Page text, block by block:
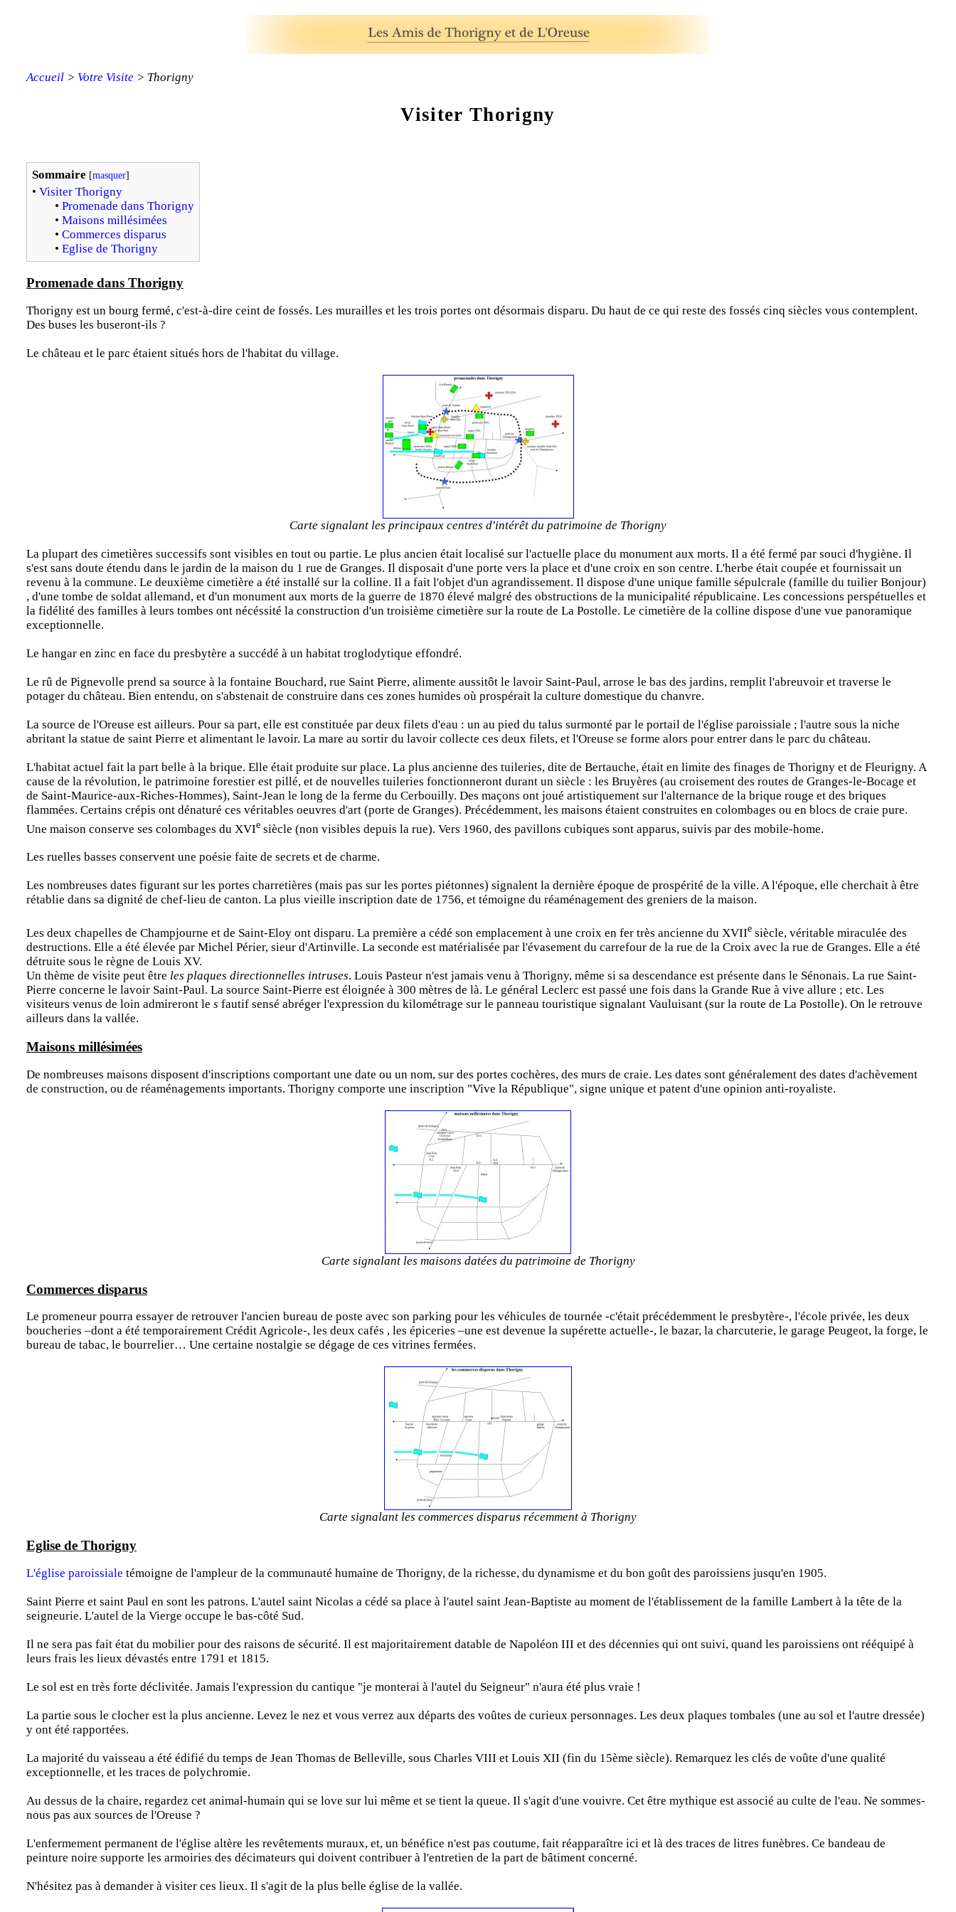
Accueil> Votre Visite> Thorigny
Visiter Thorigny
Sommaire [masquer]
• Visiter Thorigny
• Promenade dans Thorigny
• Maisons millésimées
• Commerces disparus
• Eglise de Thorigny
Promenade dans Thorigny
Thorigny est un bourg fermé, c'est-à-dire ceint de fossés. Les murailles et les trois portes ont désormais disparu. Du haut de ce qui reste des fossés cinq siècles vous contemplent.
Des buses les buseront-ils ?
Le château et le parc étaient situés hors de l'habitat du village.
Carte signalant les principaux centres d'intérêt du patrimoine de Thorigny
La plupart des cimetières successifs sont visibles en tout ou partie. Le plus ancien était localisé sur l'actuelle place du monument aux morts. Il a été fermé par souci d'hygiène. Il
s'est sans doute étendu dans le jardin de la maison du 1 rue de Granges. Il disposait d'une porte vers la place et d'une croix en son centre. L'herbe était coupée et fournissait un
revenu à la commune. Le deuxième cimetière a été installé sur la colline. Il a fait l'objet d'un agrandissement. Il dispose d'une unique famille sépulcrale (famille du tuilier Bonjour)
, d'une tombe de soldat allemand, et d'un monument aux morts de la guerre de 1870 élevé malgré des obstructions de la municipalité républicaine. Les concessions perspétuelles et
la fidélité des familles à leurs tombes ont nécéssité la construction d'un troisième cimetière sur la route de La Postolle. Le cimetière de la colline dispose d'une vue panoramique
exceptionnelle.
Le hangar en zinc en face du presbytère a succédé à un habitat troglodytique effondré.
Le rû de Pignevolle prend sa source à la fontaine Bouchard, rue Saint Pierre, alimente aussitôt le lavoir Saint-Paul, arrose le bas des jardins, remplit l'abreuvoir et traverse le
potager du château. Bien entendu, on s'abstenait de construire dans ces zones humides où prospérait la culture domestique du chanvre.
La source de l'Oreuse est ailleurs. Pour sa part, elle est constituée par deux filets d'eau : un au pied du talus surmonté par le portail de l'église paroissiale ; l'autre sous la niche
abritant la statue de saint Pierre et alimentant le lavoir. La mare au sortir du lavoir collecte ces deux filets, et l'Oreuse se forme alors pour entrer dans le parc du château.
L'habitat actuel fait la part belle à la brique. Elle était produite sur place. La plus ancienne des tuileries, dite de Bertauche, était en limite des finages de Thorigny et de Fleurigny. A
cause de la révolution, le patrimoine forestier est pillé, et de nouvelles tuileries fonctionneront durant un siècle : les Bruyères (au croisement des routes de Granges-le-Bocage et
de Saint-Maurice-aux-Riches-Hommes), Saint-Jean le long de la ferme du Cerbouilly. Des maçons ont joué artistiquement sur l'alternance de la brique rouge et des briques
flammées. Certains crépis ont dénaturé ces véritables oeuvres d'art (porte de Granges). Précédemment, les maisons étaient construites en colombages ou en blocs de craie pure.
Une maison conserve ses colombages du XVIesiècle (non visibles depuis la rue). Vers 1960, des pavillons cubiques sont apparus, suivis par des mobile-home.
Les ruelles basses conservent une poésie faite de secrets et de charme.
Les nombreuses dates figurant sur les portes charretières (mais pas sur les portes piétonnes) signalent la dernière époque de prospérité de la ville. A l'époque, elle cherchait à être
rétablie dans sa dignité de chef-lieu de canton. La plus vieille inscription date de 1756, et témoigne du réaménagement des greniers de la maison.
Les deux chapelles de Champjourne et de Saint-Eloy ont disparu. La première a cédé son emplacement à une croix en fer très ancienne du XVIIesiècle, véritable miraculée des
destructions. Elle a été élevée par Michel Périer, sieur d'Artinville. La seconde est matérialisée par l'évasement du carrefour de la rue de la Croix avec la rue de Granges. Elle a été
détruite sous le règne de Louis XV.
Un thème de visite peut être les plaques directionnelles intruses. Louis Pasteur n'est jamais venu à Thorigny, même si sa descendance est présente dans le Sénonais. La rue Saint-
Pierre concerne le lavoir Saint-Paul. La source Saint-Pierre est éloignée à 300 mètres de là. Le général Leclerc est passé une fois dans la Grande Rue à vive allure ; etc. Les
visiteurs venus de loin admireront le s fautif sensé abréger l'expression du kilométrage sur le panneau touristique signalant Vauluisant (sur la route de La Postolle). On le retrouve
ailleurs dans la vallée.
Maisons millésimées
De nombreuses maisons disposent d'inscriptions comportant une date ou un nom, sur des portes cochères, des murs de craie. Les dates sont généralement des dates d'achèvement
de construction, ou de réaménagements importants. Thorigny comporte une inscription "Vive la République", signe unique et patent d'une opinion anti-royaliste.
Carte signalant les maisons datées du patrimoine de Thorigny
Commerces disparus
Le promeneur pourra essayer de retrouver l'ancien bureau de poste avec son parking pour les véhicules de tournée -c'était précédemment le presbytère-, l'école privée, les deux
boucheries –dont a été temporairement Crédit Agricole-, les deux cafés , les épiceries –une est devenue la supérette actuelle-, le bazar, la charcuterie, le garage Peugeot, la forge, le
bureau de tabac, le bourrelier… Une certaine nostalgie se dégage de ces vitrines fermées.
Carte signalant les commerces disparus récemment à Thorigny
Eglise de Thorigny
L'église paroissiale témoigne de l'ampleur de la communauté humaine de Thorigny, de la richesse, du dynamisme et du bon goût des paroissiens jusqu'en 1905.
Saint Pierre et saint Paul en sont les patrons. L'autel saint Nicolas a cédé sa place à l'autel saint Jean-Baptiste au moment de l'établissement de la famille Lambert à la tête de la
seigneurie. L'autel de la Vierge occupe le bas-côté Sud.
Il ne sera pas fait état du mobilier pour des raisons de sécurité. Il est majoritairement datable de Napoléon III et des décennies qui ont suivi, quand les paroissiens ont rééquipé à
leurs frais les lieux dévastés entre 1791 et 1815.
Le sol est en très forte déclivitée. Jamais l'expression du cantique "je monterai à l'autel du Seigneur" n'aura été plus vraie !
La partie sous le clocher est la plus ancienne. Levez le nez et vous verrez aux départs des voûtes de curieux personnages. Les deux plaques tombales (une au sol et l'autre dressée)
y ont été rapportées.
La majorité du vaisseau a été édifié du temps de Jean Thomas de Belleville, sous Charles VIII et Louis XII (fin du 15ème siècle). Remarquez les clés de voûte d'une qualité
exceptionnelle, et les traces de polychromie.
Au dessus de la chaire, regardez cet animal-humain qui se love sur lui même et se tient la queue. Il s'agit d'une vouivre. Cet être mythique est associé au culte de l'eau. Ne sommes-
nous pas aux sources de l'Oreuse ?
L'enfermement permanent de l'église altère les revêtements muraux, et, un bénéfice n'est pas coutume, fait réapparaître ici et là des traces de litres funèbres. Ce bandeau de
peinture noire supporte les armoiries des décimateurs qui doivent contribuer à l'entretien de la part de bâtiment concerné.
N'hésitez pas à demander à visiter ces lieux. Il s'agit de la plus belle église de la vallée.